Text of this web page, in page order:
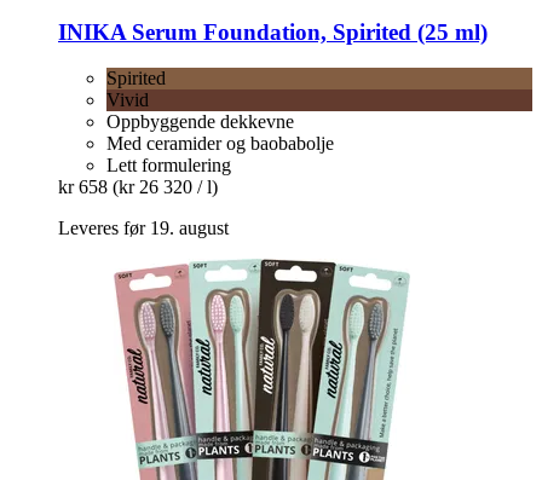
INIKA Serum Foundation, Spirited (25 ml)
Spirited
Vivid
Oppbyggende dekkevne
Med ceramider og baobabolje
Lett formulering
kr 658 (kr 26 320 / l)
Leveres før 19. august